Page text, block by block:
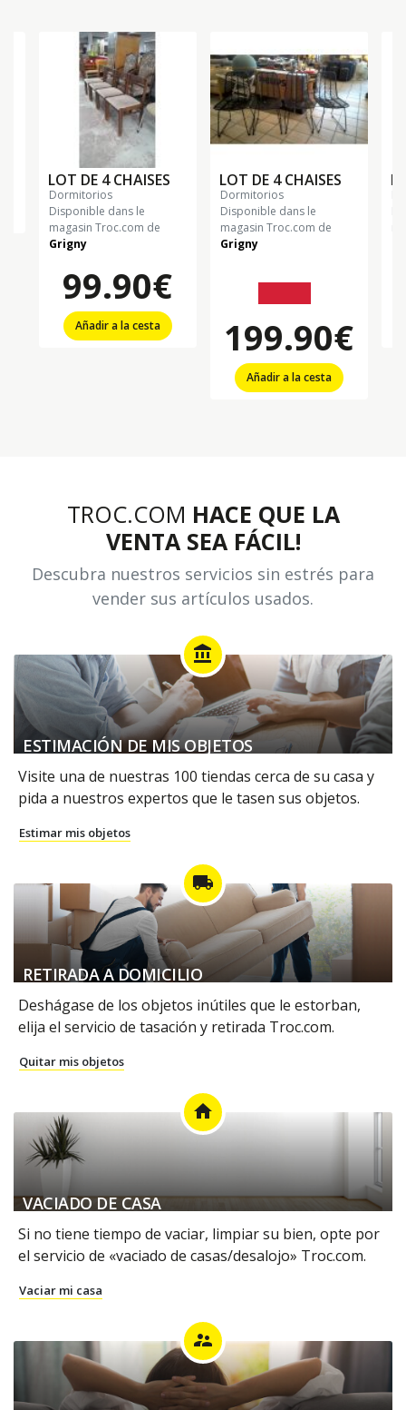
LOT DE 4 CHAISES
dormitorios
Disponible dans le
magasin Troc.com de
Grigny
99.90€
Añadir a la cesta
LOT DE 4 CHAISES
dormitorios
Disponible dans le
magasin Troc.com de
Grigny
199.90€
Añadir a la cesta
TROC.COM HACE QUE LA
VENTA SEA FÁCIL!
Descubra nuestros servicios sin estrés para
vender sus artículos usados.
account_balance
ESTIMACIÓN DE MIS OBJETOS
Visite una de nuestras 100 tiendas cerca de su casa y
pida a nuestros expertos que le tasen sus objetos.
Estimar mis objetos
local_shipping
RETIRADA A DOMICILIO
Deshágase de los objetos inútiles que le estorban,
elija el servicio de tasación y retirada Troc.com.
Quitar mis objetos
home
VACIADO DE CASA
Si no tiene tiempo de vaciar, limpiar su bien, opte por
el servicio de «vaciado de casas/desalojo» Troc.com.
Vaciar mi casa
supervisor_account